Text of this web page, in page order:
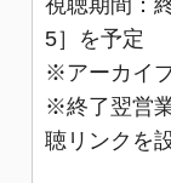
視聴期間：
5］を予定
※アーカイ
※終了翌営
聴リンクを